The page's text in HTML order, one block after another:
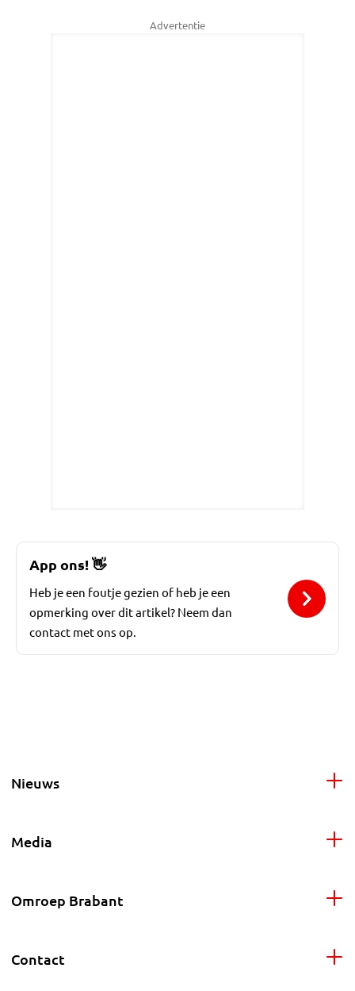
Advertentie
App ons!👋
Heb je een foutje gezien of heb je een
opmerking over dit artikel? Neem dan
contact met ons op.
Nieuws
Media
Omroep Brabant
Contact